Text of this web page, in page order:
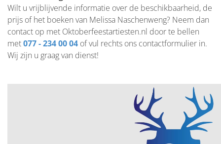
Wilt u vrijblijvende informatie over de beschikbaarheid, de
prijs of het boeken van Melissa Naschenweng? Neem dan
contact op met Oktoberfeestartiesten.nl door te bellen
met077 - 234 00 04 of vul rechts ons contactformulier in.
Wij zijn u graag van dienst!